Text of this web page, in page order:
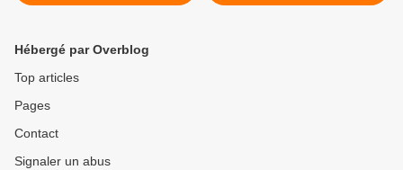
Hébergé par Overblog
Top articles
Pages
Contact
Signaler un abus